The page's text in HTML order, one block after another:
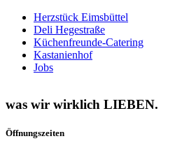
Skip
main
content
Close
Menu
Herzstück Eimsbüttel
Deli Hegestraße
Küchenfreunde-Catering
Kastanienhof
Jobs
was wir wirklich LIEBEN.
Öffnungszeiten